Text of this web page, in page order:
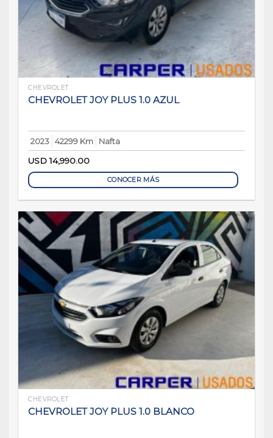
CHEVROLET
CHEVROLET JOY PLUS 1.0 AZUL
2023 42299 Km
Nafta
USD14,990.00
CONOCER MÁS
CHEVROLET
CHEVROLET JOY PLUS 1.0 BLANCO